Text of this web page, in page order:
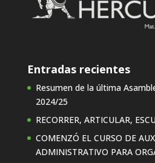
Entradas recientes
Resumen de la última
2024/25
RECORRER, ARTICULAR,
COMENZÓ EL CURSO DE
ADMINISTRATIVO PARA